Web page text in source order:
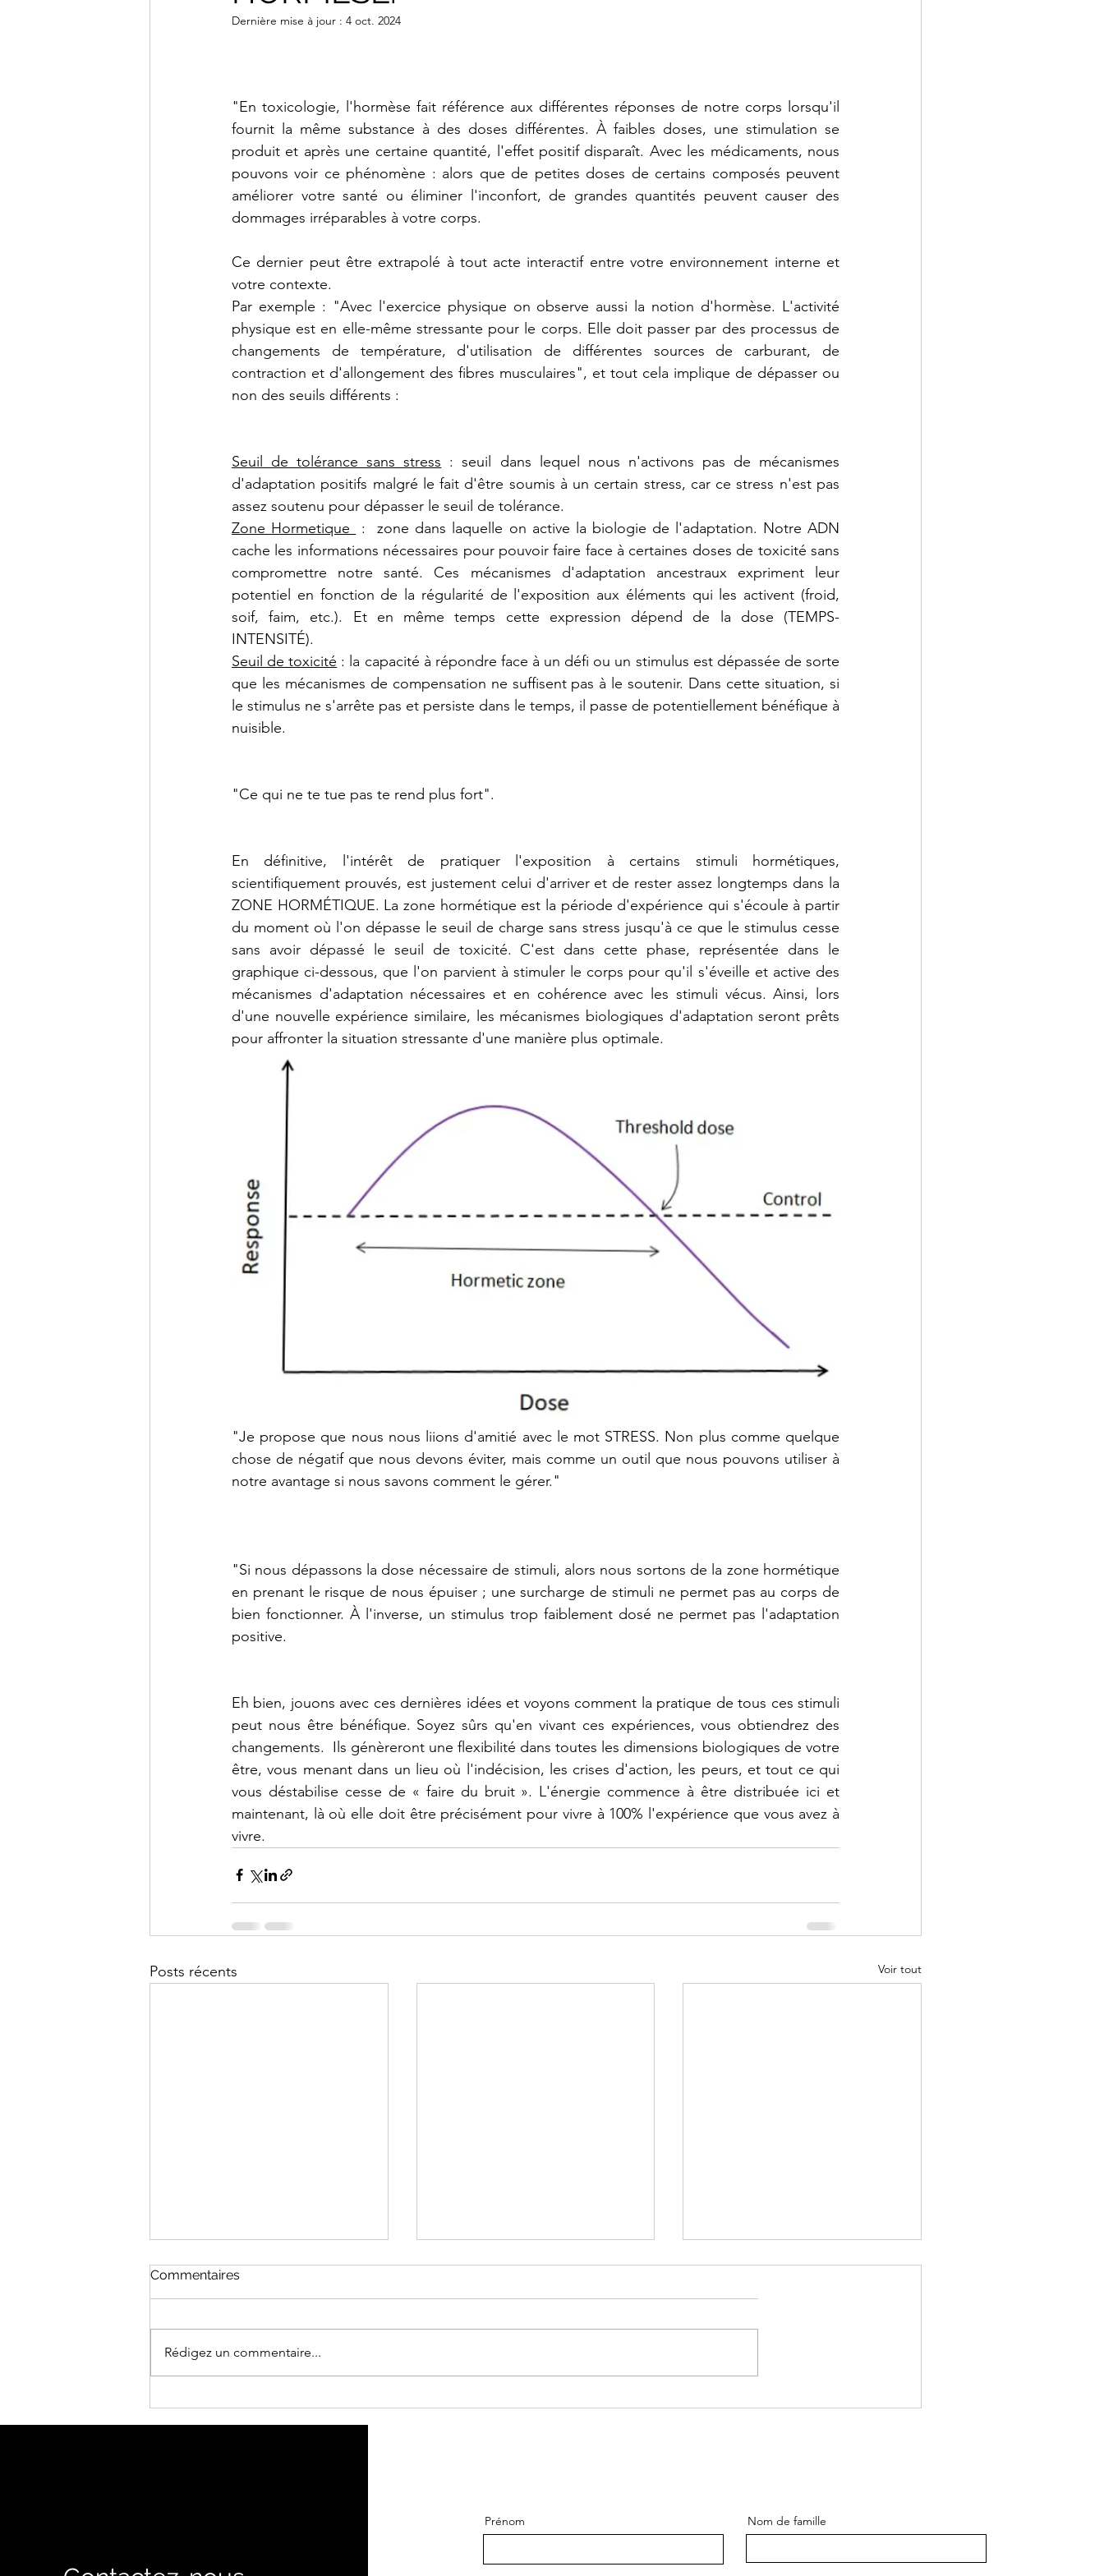
Dernière mise à jour : 4 oct. 2024
"En toxicologie, l'hormèse fait référence aux différentes réponses de notre corps lorsqu'il
fournit la même substance à des doses différentes. À faibles doses, une stimulation se
produit et après une certaine quantité, l'effet positif disparaît. Avec les médicaments, nous
pouvons voir ce phénomène : alors que de petites doses de certains composés peuvent
améliorer votre santé ou éliminer l'inconfort, de grandes quantités peuvent causer des
dommages irréparables à votre corps.
Ce dernier peut être extrapolé à tout acte interactif entre votre environnement interne et
votre contexte.
Par exemple : "Avec l'exercice physique on observe aussi la notion d'hormèse. L'activité
physique est en elle-même stressante pour le corps. Elle doit passer par des processus de
changements de température, d'utilisation de différentes sources de carburant, de
contraction et d'allongement des fibres musculaires", et tout cela implique de dépasser ou
non des seuils différents :
Seuil de tolérance sans stress : seuil dans lequel nous n'activons pas de mécanismes
d'adaptation positifs malgré le fait d'être soumis à un certain stress, car ce stress n'est pas
assez soutenu pour dépasser le seuil de tolérance.
Zone Hormetique
:  zone dans laquelle on active la biologie de l'adaptation. Notre ADN
cache les informations nécessaires pour pouvoir faire face à certaines doses de toxicité sans
compromettre notre santé. Ces mécanismes d'adaptation ancestraux expriment leur
potentiel en fonction de la régularité de l'exposition aux éléments qui les activent (froid,
soif, faim, etc.). Et en même temps cette expression dépend de la dose (TEMPS-
INTENSITÉ).
Seuil de toxicité : la capacité à répondre face à un défi ou un stimulus est dépassée de sorte
que les mécanismes de compensation ne suffisent pas à le soutenir. Dans cette situation, si
le stimulus ne s'arrête pas et persiste dans le temps, il passe de potentiellement bénéfique à
nuisible.
"Ce qui ne te tue pas te rend plus fort".
En définitive, l'intérêt de pratiquer l'exposition à certains stimuli hormétiques,
scientifiquement prouvés, est justement celui d'arriver et de rester assez longtemps dans la
ZONE HORMÉTIQUE. La zone hormétique est la période d'expérience qui s'écoule à partir
du moment où l'on dépasse le seuil de charge sans stress jusqu'à ce que le stimulus cesse
sans avoir dépassé le seuil de toxicité. C'est dans cette phase, représentée dans le
graphique ci-dessous, que l'on parvient à stimuler le corps pour qu'il s'éveille et active des
mécanismes d'adaptation nécessaires et en cohérence avec les stimuli vécus. Ainsi, lors
d'une nouvelle expérience similaire, les mécanismes biologiques d'adaptation seront prêts
pour affronter la situation stressante d'une manière plus optimale.
"Je propose que nous nous liions d'amitié avec le mot STRESS. Non plus comme quelque
chose de négatif que nous devons éviter, mais comme un outil que nous pouvons utiliser à
notre avantage si nous savons comment le gérer."
"Si nous dépassons la dose nécessaire de stimuli, alors nous sortons de la zone hormétique
en prenant le risque de nous épuiser ; une surcharge de stimuli ne permet pas au corps de
bien fonctionner. À l'inverse, un stimulus trop faiblement dosé ne permet pas l'adaptation
positive.
Eh bien, jouons avec ces dernières idées et voyons comment la pratique de tous ces stimuli
peut nous être bénéfique. Soyez sûrs qu'en vivant ces expériences, vous obtiendrez des
changements.  Ils génèreront une flexibilité dans toutes les dimensions biologiques de votre
être, vous menant dans un lieu où l'indécision, les crises d'action, les peurs, et tout ce qui
vous déstabilise cesse de « faire du bruit ». L'énergie commence à être distribuée ici et
maintenant, là où elle doit être précisément pour vivre à 100% l'expérience que vous avez à
vivre.
Posts récents Voir tout
Commentaires
Rédigez un commentaire...
Prénom Nom de famille